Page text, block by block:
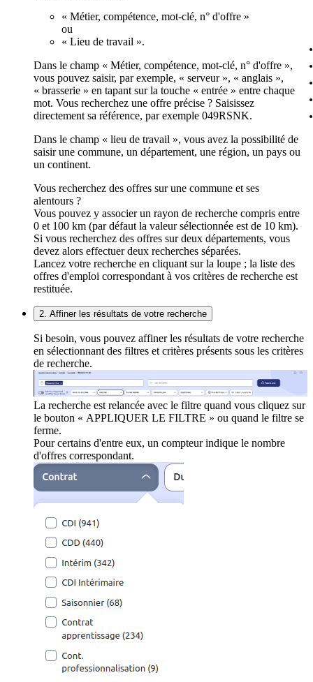
« Métier, compétence, mot-clé, n° d'offre »
ou
« Lieu de travail ».
Dans le champ « Métier, compétence, mot-clé, n° d'offre »,
vous pouvez saisir, par exemple, « serveur », « anglais »,
« brasserie » en tapant sur la touche « entrée » entre chaque
mot. Vous recherchez une offre précise ? Saisissez
directement sa référence, par exemple 049RSNK.
Dans le champ « lieu de travail », vous avez la possibilité de
saisir une commune, un département, une région, un pays ou
un continent.
Vous recherchez des offres sur une commune et ses
alentours ?
Vous pouvez y associer un rayon de recherche compris entre
0 et 100 km (par défaut la valeur sélectionnée est de 10 km).
Si vous recherchez des offres sur deux départements, vous
devez alors effectuer deux recherches séparées.
Lancez votre recherche en cliquant sur la loupe ; la liste des
offres d'emploi correspondant à vos critères de recherche est
restituée.
2. Affiner les résultats de votre recherche
Si besoin, vous pouvez affiner les résultats de votre recherche
en sélectionnant des filtres et critères présents sous les critères
de recherche.
La recherche est relancée avec le filtre quand vous cliquez sur
le bouton « APPLIQUER LE FILTRE » ou quand le filtre se
ferme.
Pour certains d'entre eux, un compteur indique le nombre
d'offres correspondant.